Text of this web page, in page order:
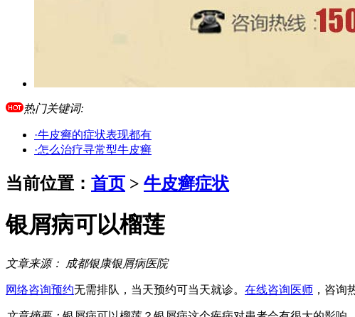
热门关键词:
·牛皮癣的症状表现都有
·怎么治疗寻常型牛皮癣
当前位置： 首页 > 牛皮癣症状
银屑病可以榴莲
文章来源： 成都银康银屑病医院
网络咨询预约无需排队，当天预约可当天就诊。 在线咨询医师 ，咨询